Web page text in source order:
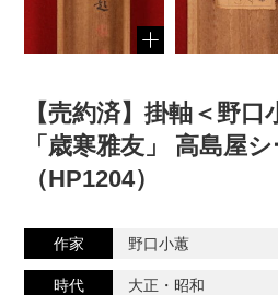
【売約済】掛軸＜野口
「歳寒雅友」 高島屋
（HP1204）
作家 野口小蕙
時代 大正・昭和